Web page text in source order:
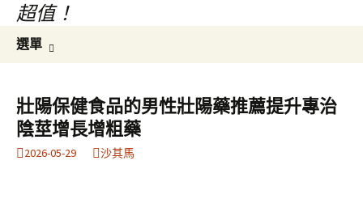
超值！
選單
容
鍵
字:
壯陽保健食品的男性壯陽藥推薦提升專治
陰莖增長增粗藥
2026-05-29 沙其馬